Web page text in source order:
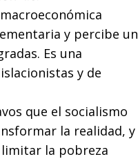
y percibe un
Es una
y de
que el socialismo
la realidad, y
la pobreza